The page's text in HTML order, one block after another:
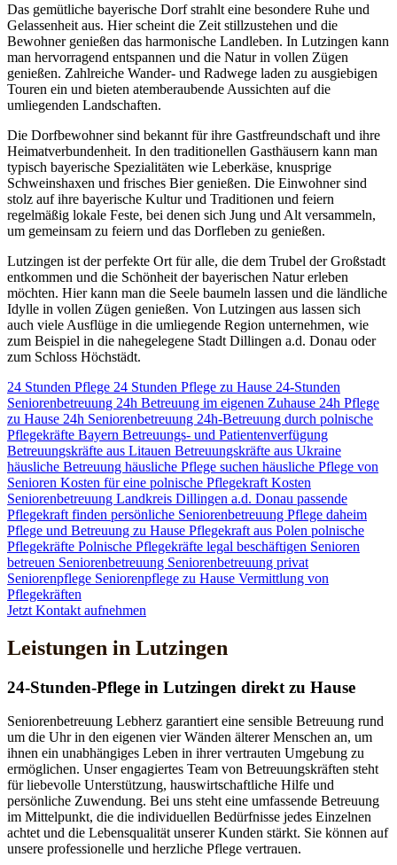
Das gemütliche bayerische Dorf strahlt eine besondere Ruhe und
Gelassenheit aus. Hier scheint die Zeit stillzustehen und die
Bewohner genießen das harmonische Landleben. In Lutzingen kann
man hervorragend entspannen und die Natur in vollen Zügen
genießen. Zahlreiche Wander- und Radwege laden zu ausgiebigen
Touren ein und bieten atemberaubende Aussichten auf die
umliegenden Landschaften.
Die Dorfbewohner sind bekannt für ihre Gastfreundschaft und ihre
Heimatverbundenheit. In den traditionellen Gasthäusern kann man
typisch bayerische Spezialitäten wie Leberkäse, knusprige
Schweinshaxen und frisches Bier genießen. Die Einwohner sind
stolz auf ihre bayerische Kultur und Traditionen und feiern
regelmäßig lokale Feste, bei denen sich Jung und Alt versammeln,
um gemeinsam zu feiern und das Dorfleben zu genießen.
Lutzingen ist der perfekte Ort für alle, die dem Trubel der Großstadt
entkommen und die Schönheit der bayerischen Natur erleben
möchten. Hier kann man die Seele baumeln lassen und die ländliche
Idylle in vollen Zügen genießen. Von Lutzingen aus lassen sich
auch viele Ausflüge in die umliegende Region unternehmen, wie
zum Beispiel in die nahegelegene Stadt Dillingen a.d. Donau oder
zum Schloss Höchstädt.
24 Stunden Pflege 24 Stunden Pflege zu Hause 24-Stunden
Seniorenbetreuung 24h Betreuung im eigenen Zuhause 24h Pflege
zu Hause 24h Seniorenbetreuung 24h-Betreuung durch polnische
Pflegekräfte Bayern Betreuungs- und Patientenverfügung
Betreuungskräfte aus Litauen Betreuungskräfte aus Ukraine
häusliche Betreuung häusliche Pflege suchen häusliche Pflege von
Senioren Kosten für eine polnische Pflegekraft Kosten
Seniorenbetreuung Landkreis Dillingen a.d. Donau passende
Pflegekraft finden persönliche Seniorenbetreuung Pflege daheim
Pflege und Betreuung zu Hause Pflegekraft aus Polen polnische
Pflegekräfte Polnische Pflegekräfte legal beschäftigen Senioren
betreuen Seniorenbetreuung Seniorenbetreuung privat
Seniorenpflege Seniorenpflege zu Hause Vermittlung von
Pflegekräften
Jetzt Kontakt aufnehmen
Leistungen in Lutzingen
24-Stunden-Pflege in Lutzingen direkt zu Hause
Seniorenbetreuung Lebherz garantiert eine sensible Betreuung rund
um die Uhr in den eigenen vier Wänden älterer Menschen an, um
ihnen ein unabhängiges Leben in ihrer vertrauten Umgebung zu
ermöglichen. Unser engagiertes Team von Betreuungskräften steht
für liebevolle Unterstützung, hauswirtschaftliche Hilfe und
persönliche Zuwendung. Bei uns steht eine umfassende Betreuung
im Mittelpunkt, die die individuellen Bedürfnisse jedes Einzelnen
achtet und die Lebensqualität unserer Kunden stärkt. Sie können auf
unsere professionelle und herzliche Pflege vertrauen.